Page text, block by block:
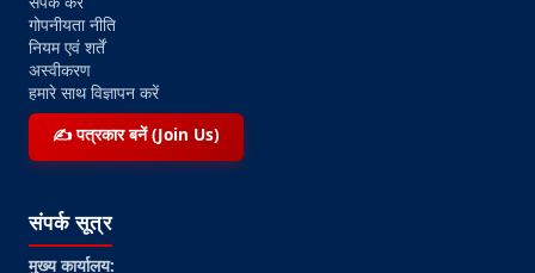
गोपनीयता नीति
नियम एवं शर्तें
अस्वीकरण
हमारे साथ विज्ञापन करें
✍️ पत्रकार बनें (Join Us)
संपर्क सूत्र
मुख्य कार्यालय: